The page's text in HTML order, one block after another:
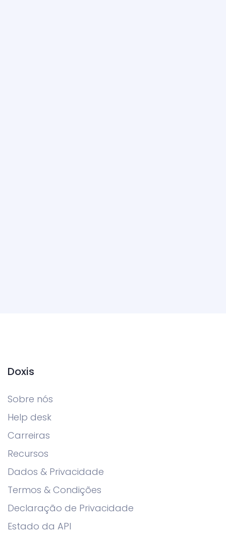
Doxis
Sobre nós
Help desk
Carreiras
Recursos
Dados & Privacidade
Termos & Condições
Declaração de Privacidade
Estado da API